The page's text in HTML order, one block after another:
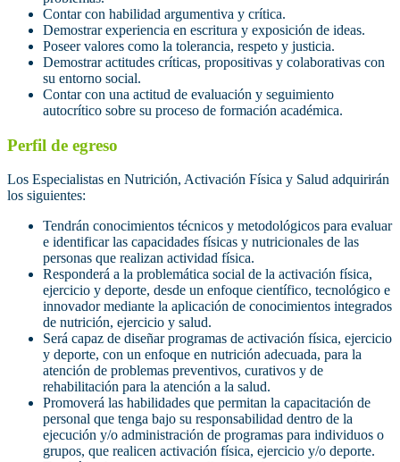
Contar con habilidad argumentiva y crítica.
Demostrar experiencia en escritura y exposición de ideas.
Poseer valores como la tolerancia, respeto y justicia.
Demostrar actitudes críticas, propositivas y colaborativas con
su entorno social.
Contar con una actitud de evaluación y seguimiento
autocrítico sobre su proceso de formación académica.
Perfil de egreso
Los Especialistas en Nutrición, Activación Física y Salud adquirirán
los siguientes:
Tendrán conocimientos técnicos y metodológicos para evaluar
e identificar las capacidades físicas y nutricionales de las
personas que realizan actividad física.
Responderá a la problemática social de la activación física,
ejercicio y deporte, desde un enfoque científico, tecnológico e
innovador mediante la aplicación de conocimientos integrados
de nutrición, ejercicio y salud.
Será capaz de diseñar programas de activación física, ejercicio
y deporte, con un enfoque en nutrición adecuada, para la
atención de problemas preventivos, curativos y de
rehabilitación para la atención a la salud.
Promoverá las habilidades que permitan la capacitación de
personal que tenga bajo su responsabilidad dentro de la
ejecución y/o administración de programas para individuos o
grupos, que realicen activación física, ejercicio y/o deporte.